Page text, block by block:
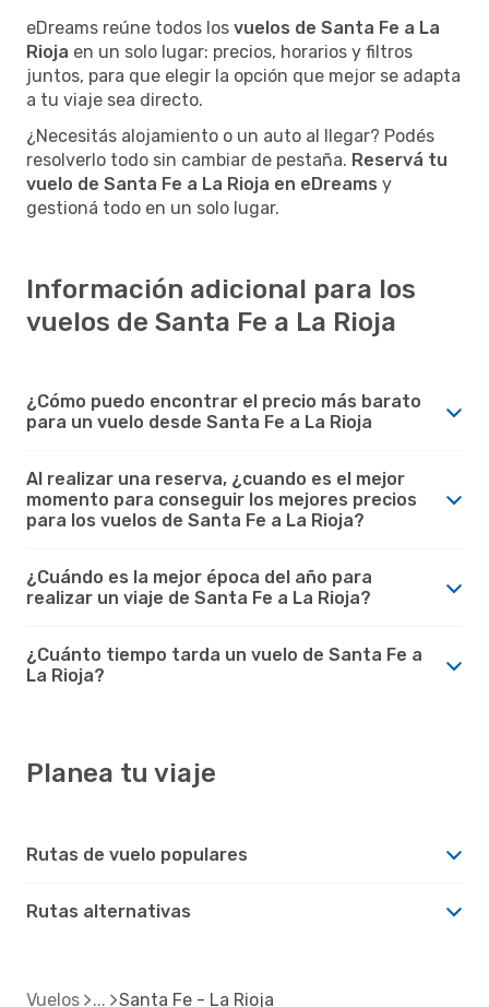
eDreams reúne todos los vuelos de Santa Fe a La
Rioja en un solo lugar: precios, horarios y filtros
juntos, para que elegir la opción que mejor se adapta
a tu viaje sea directo.
¿Necesitás alojamiento o un auto al llegar? Podés
resolverlo todo sin cambiar de pestaña. Reservá tu
vuelo de Santa Fe a La Rioja en eDreams y
gestioná todo en un solo lugar.
Información adicional para los
vuelos de Santa Fe a La Rioja
¿Cómo puedo encontrar el precio más barato
para un vuelo desde Santa Fe a La Rioja
Al realizar una reserva, ¿cuando es el mejor
momento para conseguir los mejores precios
para los vuelos de Santa Fe a La Rioja?
¿Cuándo es la mejor época del año para
realizar un viaje de Santa Fe a La Rioja?
¿Cuánto tiempo tarda un vuelo de Santa Fe a
La Rioja?
Planea tu viaje
Rutas de vuelo populares
Rutas alternativas
Vuelos Santa Fe - La Rioja